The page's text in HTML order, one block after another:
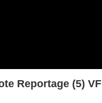
Reportage (5) VF